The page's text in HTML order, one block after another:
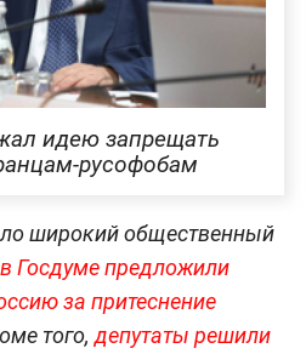
идею запрещать
русофобам
широкий общественный
в Госдуме предложили
за притеснение
того,депутаты решили